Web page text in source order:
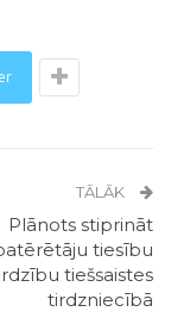
TĀLĀK
Plānots stiprināt
tiesību
tiešsaistes
tirdzniecībā